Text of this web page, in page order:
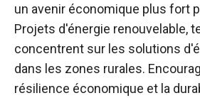
un avenir économique plus fort
Projets d'énergie renouvelable,
concentrent sur les solutions
dans les zones rurales.
résilience économique et la